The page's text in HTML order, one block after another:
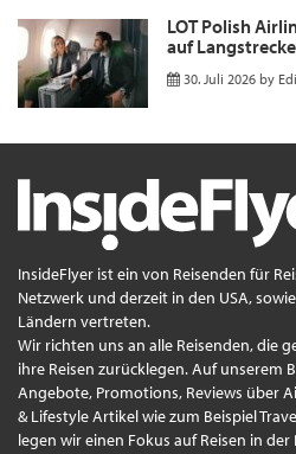
LOT Polish
auf
30. Juli 2026 by
InsideFlyer ist ein von Reisenden für
Netzwerk und derzeit in den USA,
Ländern vertreten.
Wir richten uns an alle Reisenden, die
ihre Reisen zurücklegen. Auf unserem
Angebote, Promotions, Reviews über
& Lifestyle Artikel wie zum Beispiel
legen wir einen Fokus auf Reisen in